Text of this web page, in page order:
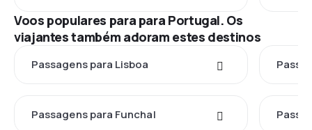
Voos populares para para Portugal. Os
viajantes também adoram estes destinos
Passagens para Lisboa
Passagens para Funchal